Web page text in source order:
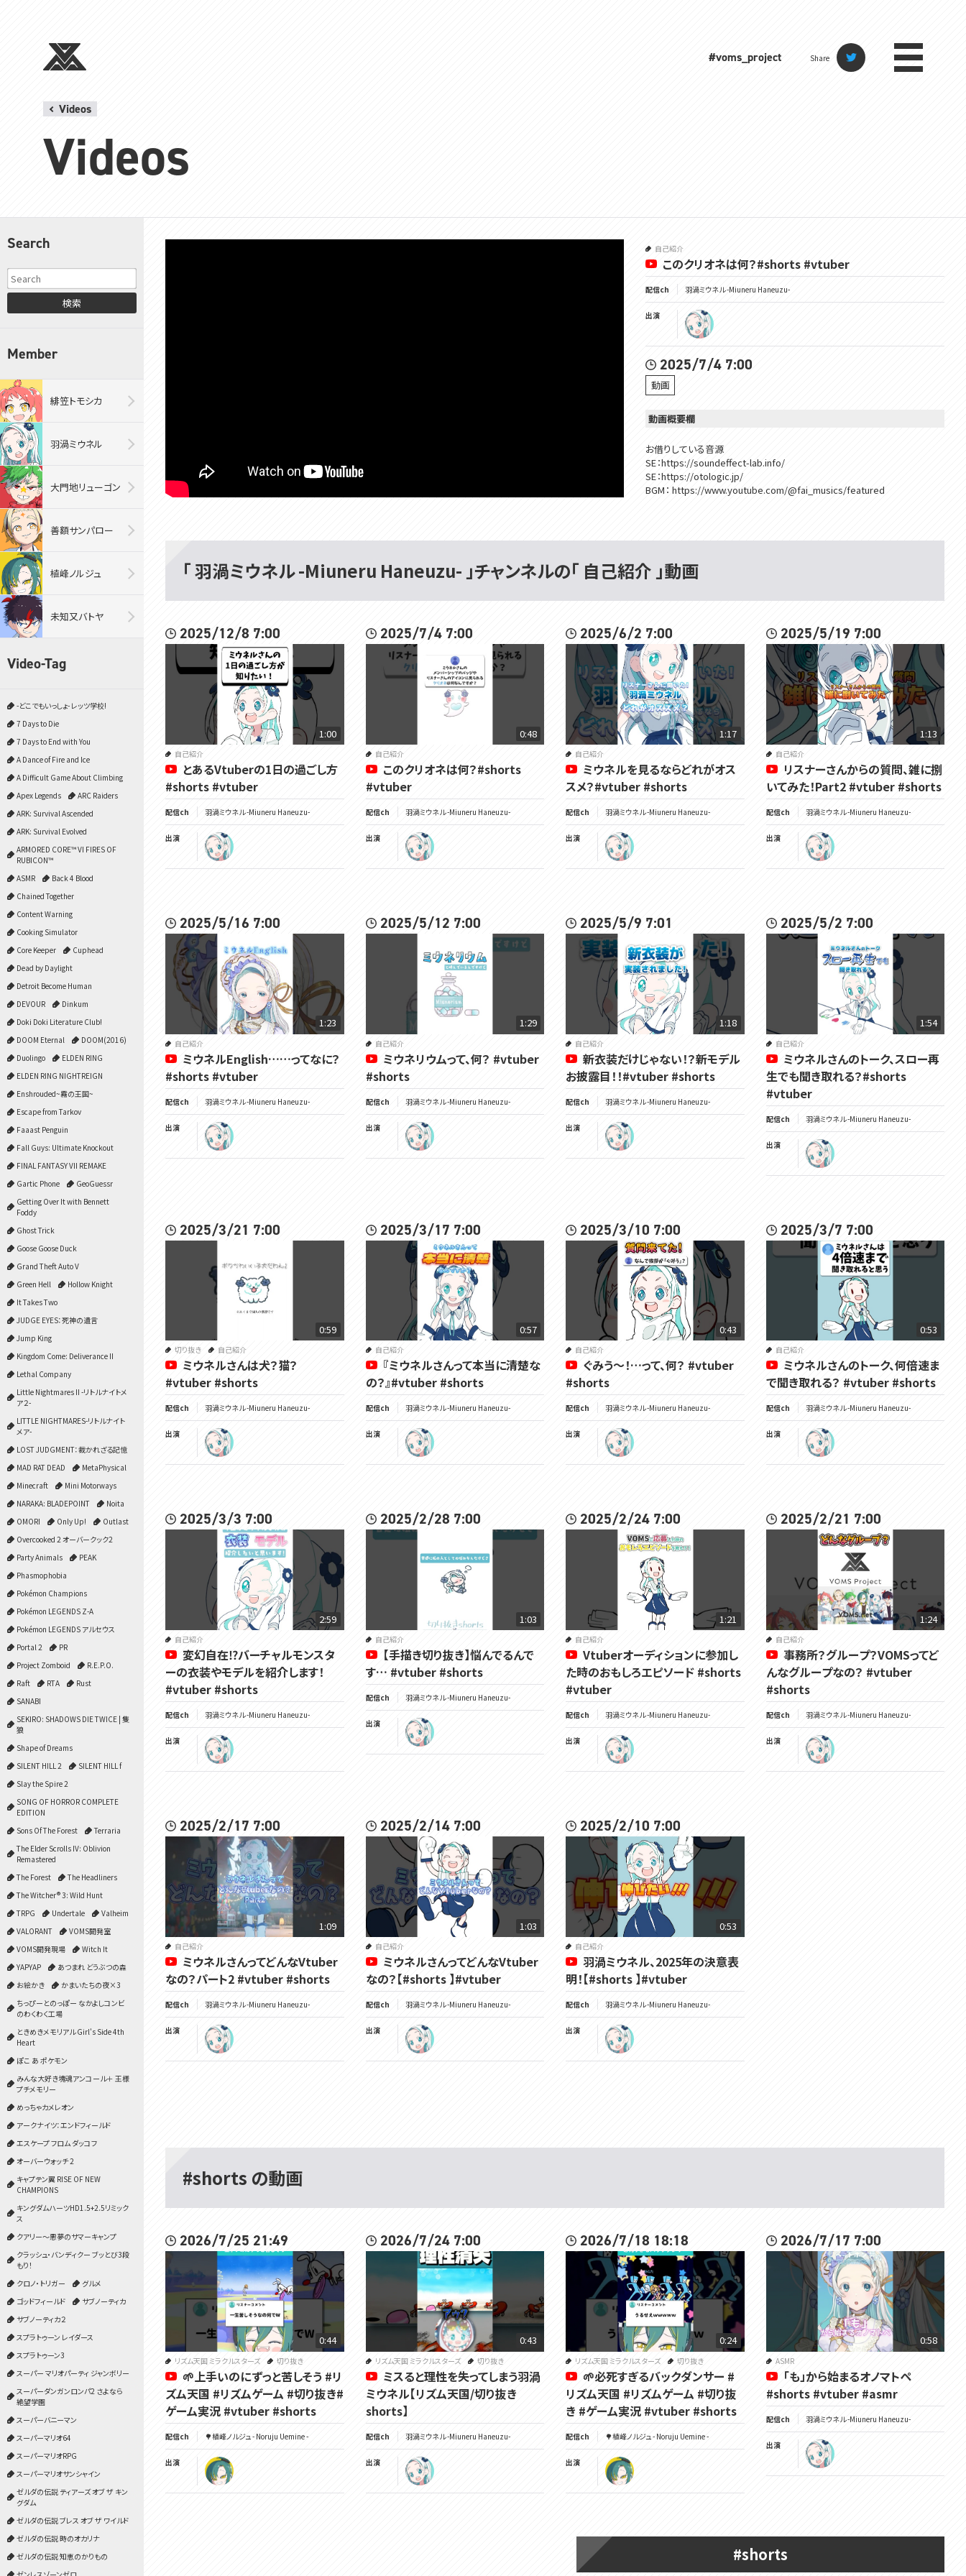
#voms_project Share
Videos
Videos
Search
検索
Member
緋笠トモシカ
羽渦ミウネル
大門地リューゴン
善額サンパロー
植峰ノルジュ
未知又バトヤ
Video-Tag
-どこでもいっしょ- レッツ学校!
7 Days to Die
7 Days to End with You
A Dance of Fire and Ice
A Difficult Game About Climbing
Apex Legends
ARC Raiders
ARK: Survival Ascended
ARK: Survival Evolved
ARMORED CORE™ VI FIRES OF
RUBICON™
ASMR
Back 4 Blood
Chained Together
Content Warning
Cooking Simulator
Core Keeper
Cuphead
Dead by Daylight
Detroit Become Human
DEVOUR
Dinkum
Doki Doki Literature Club!
DOOM Eternal
DOOM(2016)
Duolingo
ELDEN RING
ELDEN RING NIGHTREIGN
Enshrouded~霧の王国~
Escape from Tarkov
Faaast Penguin
Fall Guys: Ultimate Knockout
FINAL FANTASY VII REMAKE
Gartic Phone
GeoGuessr
Getting Over It with Bennett
Foddy
Ghost Trick
Goose Goose Duck
Grand Theft Auto V
Green Hell
Hollow Knight
It Takes Two
JUDGE EYES：死神の遺言
Jump King
Kingdom Come: Deliverance II
Lethal Company
Little Nightmares II -リトルナイトメ
ア２-
LITTLE NIGHTMARES-リトルナイト
メア-
LOST JUDGMENT：裁かれざる記憶
MAD RAT DEAD
MetaPhysical
Minecraft
Mini Motorways
NARAKA: BLADEPOINT
Noita
OMORI
Only Up!
Outlast
Overcooked 2 オーバークック2
Party Animals
PEAK
Phasmophobia
Pokémon Champions
Pokémon LEGENDS Z-A
Pokémon LEGENDS アルセウス
Portal 2
PR
Project Zomboid
R.E.P.O.
Raft
RTA
Rust
SANABI
SEKIRO: SHADOWS DIE TWICE | 隻
狼
Shape of Dreams
SILENT HILL 2
SILENT HILL f
Slay the Spire 2
SONG OF HORROR COMPLETE
EDITION
Sons Of The Forest
Terraria
The Elder Scrolls IV: Oblivion
Remastered
The Forest
The Headliners
The Witcher® 3: Wild Hunt
TRPG
Undertale
Valheim
VALORANT
VOMS開発室
VOMS開発現場
Witch It
YAPYAP
あつまれ どうぶつの森
お絵かき
かまいたちの夜×3
ちっぴーとのっぽー なかよしコンビ
のわくわく工場
ときめきメモリアル Girl's Side 4th
Heart
ぽこ あ ポケモン
みんな大好き塊魂アンコール＋ 王様
プチメモリー
めっちゃカメレオン
アークナイツ：エンドフィールド
エスケープ フロム ダッコフ
オーバーウォッチ 2
キャプテン翼 RISE OF NEW
CHAMPIONS
キングダムハーツHD1.5+2.5リミック
ス
クアリー～悪夢のサマーキャンプ
クラッシュ・バンディクー ブッとび3段
もり！
クロノ・トリガー
グルメ
ゴッドフィールド
サブノーティカ
サブノーティカ２
スプラトゥーン レイダース
スプラトゥーン3
スーパー マリオパーティ ジャンボリー
スーパーダンガンロンパ2 さよなら
絶望学園
スーパーバニーマン
スーパーマリオ64
スーパーマリオRPG
スーパーマリオサンシャイン
ゼルダの伝説 ティアーズ オブ ザ キン
グダム
ゼルダの伝説 ブレス オブ ザ ワイルド
ゼルダの伝説 時のオカリナ
ゼルダの伝説 知恵のかりもの
自己紹介
このクリオネは何？#shorts #vtuber
配信ch 羽渦ミウネル -Miuneru Haneuzu-
出演
2025/7/4 7:00
動画
動画概要欄
お借りしている音源
SE：https://soundeffect-lab.info/
SE：https://otologic.jp/
BGM： https://www.youtube.com/@fai_musics/featured
「 羽渦ミウネル -Miuneru Haneuzu- 」チャンネルの「 自己紹介 」動画
2025/12/8 7:00
1:00
自己紹介
とあるVtuberの1日の過ごし方
#shorts #vtuber
配信ch 羽渦ミウネル -Miuneru Haneuzu-
出演
2025/7/4 7:00
0:48
自己紹介
このクリオネは何？#shorts
#vtuber
配信ch 羽渦ミウネル -Miuneru Haneuzu-
出演
2025/6/2 7:00
1:17
自己紹介
ミウネルを見るならどれがオス
スメ？#vtuber #shorts
配信ch 羽渦ミウネル -Miuneru Haneuzu-
出演
2025/5/19 7:00
1:13
自己紹介
リスナーさんからの質問、雑に捌
いてみた！Part2 #vtuber #shorts
配信ch 羽渦ミウネル -Miuneru Haneuzu-
出演
2025/5/16 7:00
1:23
自己紹介
ミウネルEnglish……ってなに？
#shorts #vtuber
配信ch 羽渦ミウネル -Miuneru Haneuzu-
出演
2025/5/12 7:00
1:29
自己紹介
ミウネリウムって、何？ #vtuber
#shorts
配信ch 羽渦ミウネル -Miuneru Haneuzu-
出演
2025/5/9 7:01
1:18
自己紹介
新衣装だけじゃない！？新モデル
お披露目！！#vtuber #shorts
配信ch 羽渦ミウネル -Miuneru Haneuzu-
出演
2025/5/2 7:00
1:54
自己紹介
ミウネルさんのトーク、スロー再
生でも聞き取れる？#shorts
#vtuber
配信ch 羽渦ミウネル -Miuneru Haneuzu-
出演
2025/3/21 7:00
0:59
切り抜き 自己紹介
ミウネルさんは犬？猫？
#vtuber #shorts
配信ch 羽渦ミウネル -Miuneru Haneuzu-
出演
2025/3/17 7:00
0:57
自己紹介
『ミウネルさんって本当に清楚な
の？』#vtuber #shorts
配信ch 羽渦ミウネル -Miuneru Haneuzu-
出演
2025/3/10 7:00
0:43
自己紹介
ぐみう～！…って、何？ #vtuber
#shorts
配信ch 羽渦ミウネル -Miuneru Haneuzu-
出演
2025/3/7 7:00
0:53
自己紹介
ミウネルさんのトーク、何倍速ま
で聞き取れる？ #vtuber #shorts
配信ch 羽渦ミウネル -Miuneru Haneuzu-
出演
2025/3/3 7:00
2:59
自己紹介
変幻自在⁉️バーチャルモンスタ
ーの衣装やモデルを紹介します！
#vtuber #shorts
配信ch 羽渦ミウネル -Miuneru Haneuzu-
出演
2025/2/28 7:00
1:03
自己紹介
【手描き切り抜き】悩んでるんで
す… #vtuber #shorts
配信ch 羽渦ミウネル -Miuneru Haneuzu-
出演
2025/2/24 7:00
1:21
自己紹介
Vtuberオーディションに参加し
た時のおもしろエピソード #shorts
#vtuber
配信ch 羽渦ミウネル -Miuneru Haneuzu-
出演
2025/2/21 7:00
1:24
自己紹介
事務所？グループ？VOMSってど
んなグループなの？ #vtuber
#shorts
配信ch 羽渦ミウネル -Miuneru Haneuzu-
出演
2025/2/17 7:00
1:09
自己紹介
ミウネルさんってどんなVtuber
なの？パート2 #vtuber #shorts
配信ch 羽渦ミウネル -Miuneru Haneuzu-
出演
2025/2/14 7:00
1:03
自己紹介
ミウネルさんってどんなVtuber
なの？【#shorts 】#vtuber
配信ch 羽渦ミウネル -Miuneru Haneuzu-
出演
2025/2/10 7:00
0:53
自己紹介
羽渦ミウネル、2025年の決意表
明！【#shorts 】#vtuber
配信ch 羽渦ミウネル -Miuneru Haneuzu-
出演
#shorts の動画
2026/7/25 21:49
0:44
リズム天国 ミラクルスターズ 切り抜き
🌱上手いのにずっと苦しそう #リ
ズム天国 #リズムゲーム #切り抜き#
ゲーム実況 #vtuber #shorts
配信ch 🌳植峰ノルジュ - Noruju Uemine -
出演
2026/7/24 7:00
0:43
リズム天国 ミラクルスターズ 切り抜き
ミスると理性を失ってしまう羽渦
ミウネル【リズム天国/切り抜き
shorts】
配信ch 羽渦ミウネル -Miuneru Haneuzu-
出演
2026/7/18 18:18
0:24
リズム天国 ミラクルスターズ 切り抜き
🌱必死すぎるバックダンサー #
リズム天国 #リズムゲーム #切り抜
き #ゲーム実況 #vtuber #shorts
配信ch 🌳植峰ノルジュ - Noruju Uemine -
出演
2026/7/17 7:00
0:58
ASMR
「も」から始まるオノマトペ
#shorts #vtuber #asmr
配信ch 羽渦ミウネル -Miuneru Haneuzu-
出演
#shorts